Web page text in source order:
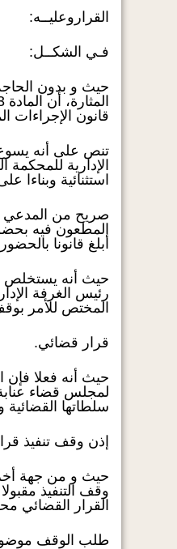
القراروعليــه:
فـي الشكــل:
حيث و بدون
قانون الإجراءات
تنص على أنه
الإدارية للمحكمة
استثنائية وبناءا
صريح من المدعي
المطعون فيه
أبلغ قانونا
حيث أنه يستخلص
رئيس الغرفة
المختص للأمر
قرار قضائي.
حيث أنه فعلا فإن
لمجلس قضاء
سلطاتها القضائية
إذن وقف تنفيذ
حيث و من جهة
وقف التنفيذ
القرار القضائي
طلب الوقف